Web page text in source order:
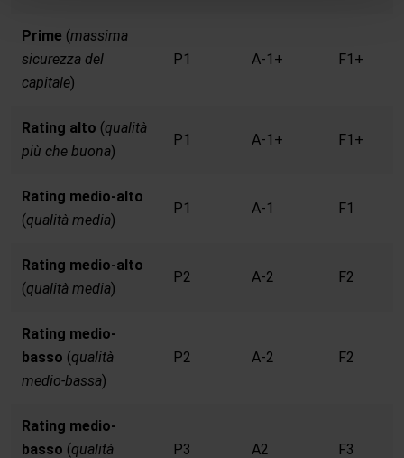
Prime (massima
sicurezza del
capitale)
P1 A-1+ F1+
Rating alto (qualità
più che buona)
P1 A-1+ F1+
Rating medio-alto
(qualità media)
P1 A-1 F1
Rating medio-alto
(qualità media)
P2 A-2 F2
Rating medio-
basso (qualità
medio-bassa)
P2 A-2 F2
Rating medio-
basso (qualità
P3 A2 F3